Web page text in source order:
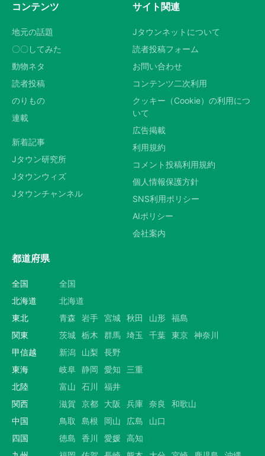
コンテンツ
地元の話題
〇〇してみた
動物ネタ
読者投稿
のりもの
連載
新着記事
Jタウン研究所
Jタウンウィズ
Jタウンチャンネル
サイト関連
Jタウンネットについて
読者投稿フォーム
お問い合わせ
コンテンツ二次利用
クッキー（Cookie）の利用につ
いて
広告掲載
利用規約
コメント投稿利用規約
個人情報保護方針
SNS利用ポリシー
AIポリシー
会社案内
都道府県
全国
全国
北海道
北海道
東北
青森 岩手 宮城 秋田 山形 福島
関東
茨城 栃木 群馬 埼玉 千葉 東京 神奈川
甲信越
新潟 山梨
長野
東海
岐阜 静岡 愛知
三重
北陸
富山 石川
福井
関西
滋賀 京都 大阪 兵庫 奈良
和歌山
中国
鳥取 島根 岡山 広島
山口
四国
徳島 香川 愛媛 高知